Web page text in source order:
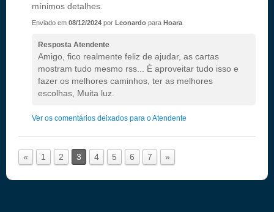
mínimos detalhes.
Enviado em 08/12/2024 por Leonardo para Hoara
Resposta Atendente
Amigo, fico realmente feliz de ajudar, as cartas
mostram tudo mesmo rss... È aproveitar tudo isso e
fazer os melhores caminhos, ter as melhores
escolhas, Muita luz.
Ver os comentários deixados para o Atendente
« 1 2 3 4 5 6 7 »